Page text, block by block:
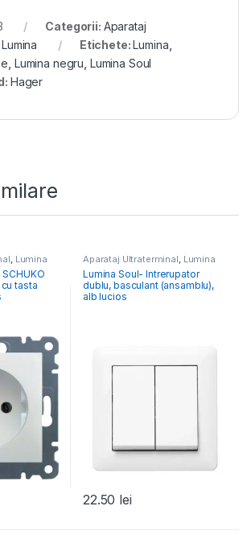
Categorii: Aparataj
Lumina Etichete:Lumina
Lumina negru Lumina Soul
Hager
, Lumina
tasta
Aparataj Ultraterminal, Lumina
Lumina Soul- Intrerupator
dublu, basculant (ansamblu),
alb lucios
22.50 lei